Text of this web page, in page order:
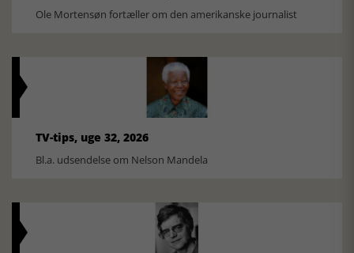
Ole Mortensøn fortæller om den amerikanske journalist
TV-tips, uge 32, 2026
Bl.a. udsendelse om Nelson Mandela